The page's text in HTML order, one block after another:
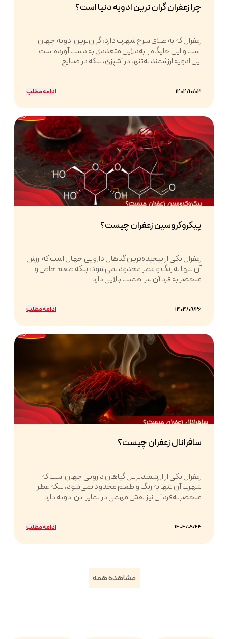
چرا زعفران گران ترین ادویه دنیا است؟
زعفران که به طلای سرخ شهرت دارد، گران‌ترین ادویه جهان
است و این جایگاه را به‌دلایل متعددی به دست آورده است.
این ادویه ارزشمند نه‌تنها در آشپزی، بلکه در صنایع...
1404/10/03 ادامه مطلب
پیکروکروسین زعفران چیست؟
زعفران یکی از پیچیده‌ترین گیاهان دارویی جهان است که ارزش
آن تنها به رنگ و عطر محدود نمی‌شود، بلکه طعم خاص و
منحصر به فرد آن نیز اهمیت بالایی دارد....
1404/09/26 ادامه مطلب
سافرانال زعفران چیست؟
زعفران یکی از ارزشمندترین گیاهان دارویی جهان است که
شهرت آن تنها به رنگ و طعم محدود نمی‌شود، بلکه عطر
منحصربه‌فرد آن نیز نقش مهمی در تمایز این ادویه دارد....
1404/09/24 ادامه مطلب
مشاهده همه